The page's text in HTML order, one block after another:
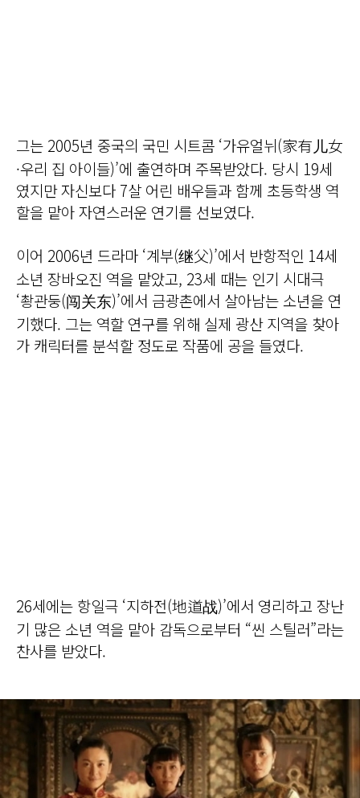
그는 2005년 중국의 국민 시트콤 ‘가유얼뉘(家有儿女
·우리 집 아이들)’에 출연하며 주목받았다. 당시 19세
였지만 자신보다 7살 어린 배우들과 함께 초등학생 역
할을 맡아 자연스러운 연기를 선보였다.
이어 2006년 드라마 ‘계부(继父)’에서 반항적인 14세
소년 장바오진 역을 맡았고, 23세 때는 인기 시대극
‘촹관둥(闯关东)’에서 금광촌에서 살아남는 소년을 연
기했다. 그는 역할 연구를 위해 실제 광산 지역을 찾아
가 캐릭터를 분석할 정도로 작품에 공을 들였다.
26세에는 항일극 ‘지하전(地道战)’에서 영리하고 장난
기 많은 소년 역을 맡아 감독으로부터 “씬 스틸러”라는
찬사를 받았다.